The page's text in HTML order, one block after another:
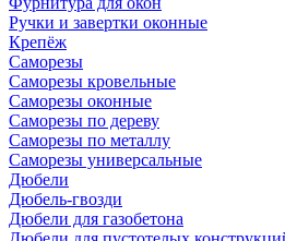
Ручки и завертки оконные
Крепёж
Саморезы
Саморезы кровельные
Саморезы оконные
Саморезы по дереву
Саморезы по металлу
Саморезы универсальные
Дюбели
Дюбель-гвозди
Дюбели для газобетона